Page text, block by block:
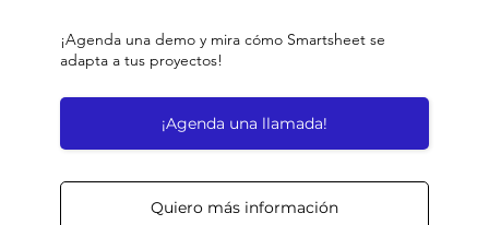
¡Agenda una demo y mira cómo Smartsheet se
adapta a tus proyectos!
¡Agenda una llamada!
Quiero más información